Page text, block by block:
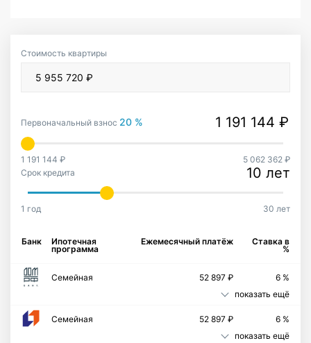
Стоимость квартиры
Первоначальный взнос 20 %
1 191 144 ₽
5 062 362 ₽
Срок кредита
10 лет
1 год 30 лет
Банк Ипотечная
программа
Ежемесячный платёж Ставка в
%
Семейная 52 897 ₽
6 %
показать ещё
Семейная 52 897 ₽
6 %
показать ещё